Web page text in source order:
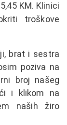
KM. Klinici
troškove
brat i sestra
poziva na
broj našeg
i klikom na
naših žiro